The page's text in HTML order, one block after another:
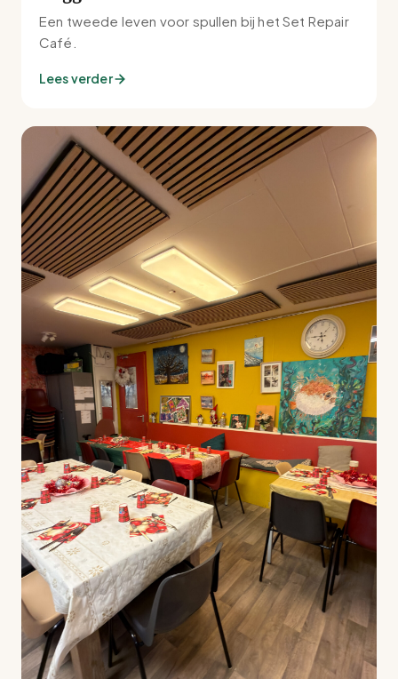
Een tweede leven voor spullen bij het Set Repair
Café.
Lees verder